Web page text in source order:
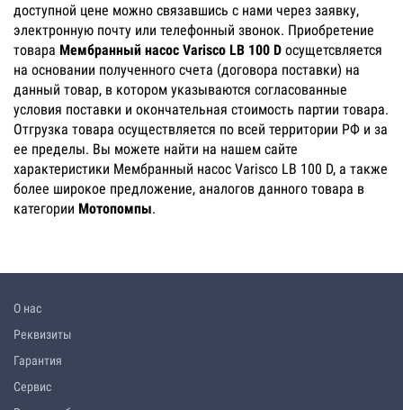
доступной цене можно связавшись с нами через заявку,
электронную почту или телефонный звонок. Приобретение
товара Мембранный насос Varisco LB 100 D осущетсвляется
на основании полученного счета (договора поставки) на
данный товар, в котором указываются согласованные
условия поставки и окончательная стоимость партии товара.
Отгрузка товара осуществляется по всей территории РФ и за
ее пределы. Вы можете найти на нашем сайте
характеристики Мембранный насос Varisco LB 100 D, а также
более широкое предложение, аналогов данного товара в
категории Мотопомпы.
О нас
Реквизиты
Гарантия
Сервис